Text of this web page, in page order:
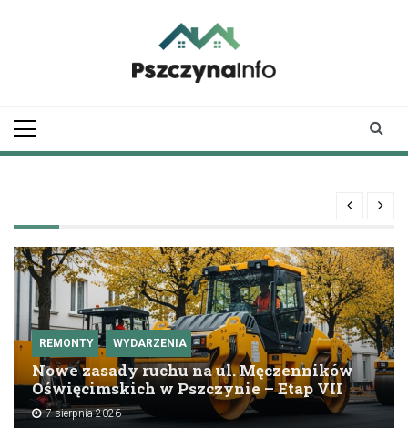
REMONTY WYDARZENIA
Nowe zasady ruchu na ul. Męczenników
Oświęcimskich w Pszczynie – Etap VII
7 sierpnia 2026